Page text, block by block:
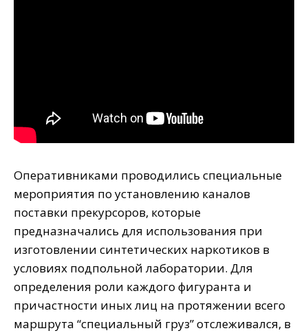
Оперативниками проводились специальные
мероприятия по установлению каналов
поставки прекурсоров, которые
предназначались для использования при
изготовлении синтетических наркотиков в
условиях подпольной лаборатории. Для
определения роли каждого фигуранта и
причастности иных лиц на протяжении всего
маршрута “специальный груз” отслеживался, в